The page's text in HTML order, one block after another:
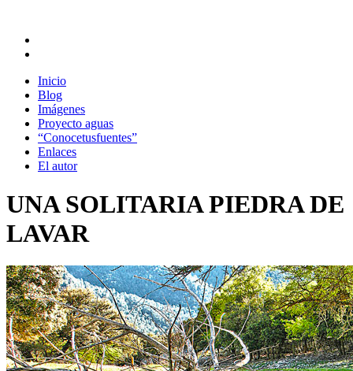
Inicio
Blog
Imágenes
Proyecto aguas
“Conocetusfuentes”
Enlaces
El autor
UNA SOLITARIA PIEDRA DE
LAVAR